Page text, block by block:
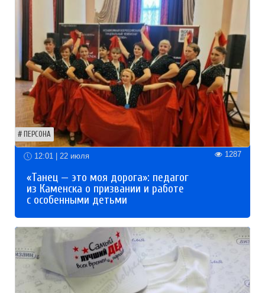
ПЕРСОНА
12:01 | 22 июля 1287
«Танец — это моя дорога»: педагог
из Каменска о призвании и работе
с особенными детьми